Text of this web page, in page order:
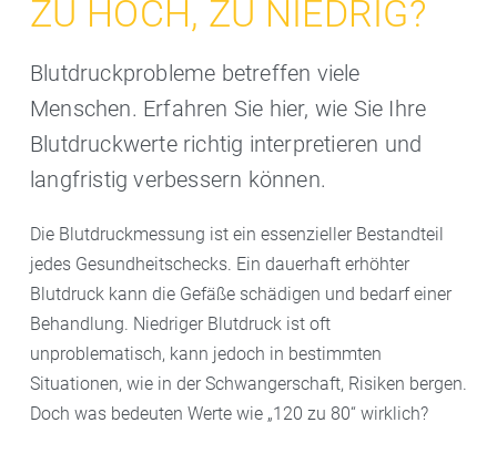
ZU HOCH, ZU NIEDRIG?
Blutdruckprobleme betreffen viele
Menschen. Erfahren Sie hier, wie Sie Ihre
Blutdruckwerte richtig interpretieren und
langfristig verbessern können.
Die Blutdruckmessung ist ein essenzieller Bestandteil
jedes Gesundheitschecks. Ein dauerhaft erhöhter
Blutdruck kann die Gefäße schädigen und bedarf einer
Behandlung. Niedriger Blutdruck ist oft
unproblematisch, kann jedoch in bestimmten
Situationen, wie in der Schwangerschaft, Risiken bergen.
Doch was bedeuten Werte wie „120 zu 80“ wirklich?